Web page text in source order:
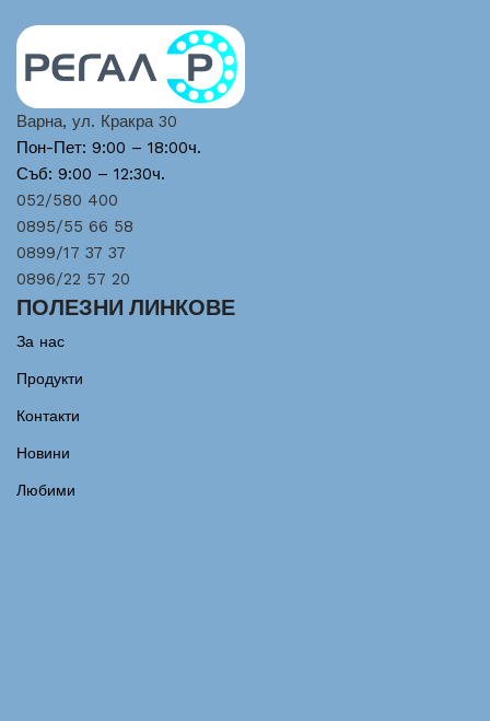
Варна, ул. Кракра 30
Пон-Пет: 9:00 – 18:00ч.
Съб: 9:00 – 12:30ч.
052/580 400
0895/55 66 58
0899/17 37 37
0896/22 57 20
ПОЛЕЗНИ ЛИНКОВЕ
За нас
Продукти
Контакти
Новини
Любими